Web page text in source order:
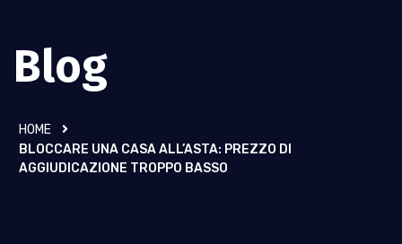
Blog
HOME
BLOCCARE UNA CASA ALL’ASTA: PREZZO DI
AGGIUDICAZIONE TROPPO BASSO